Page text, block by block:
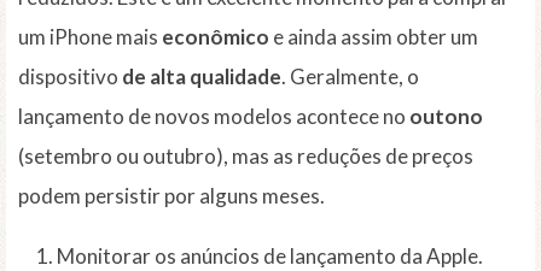
um iPhone mais econômico e ainda assim obter um
dispositivo de alta qualidade. Geralmente, o
lançamento de novos modelos acontece no outono
(setembro ou outubro), mas as reduções de preços
podem persistir por alguns meses.
Monitorar os anúncios de lançamento da Apple.